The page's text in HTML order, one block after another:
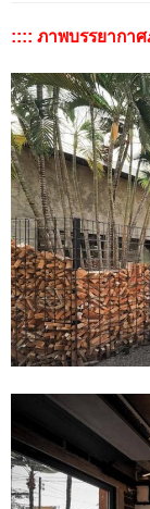
:::: ภาพบรรยากา